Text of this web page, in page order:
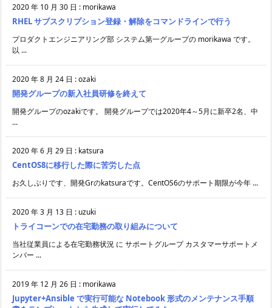
2020 年 10 月 30 日 : morikawa
RHEL サブスクリプション登録・解除をコマンドラインで行う
プロダクトエンジニアリング部 システム第一グループの morikawa です。
以 ...
2020 年 8 月 24 日 :ozaki
開発グループの新入社員研修を終えて
開発グループのozakiです。 開発グループでは2020年4～5月に新卒2名、中
...
2020 年 6 月 29 日 : katsura
CentOS8に移行した際に苦労した点
お久しぶりです、開発Grのkatsuraです。CentOS6のサポート期限が今年 ...
2020 年 3 月 13 日 : uzuki
トライコーンでの在宅勤務の取り組みについて
当社従業員による在宅勤務状況 に サポートグループ カスタマーサポートメ
ンバー ...
2019 年 12 月 26 日 : morikawa
Jupyter+Ansible で実行可能な Notebook 形式のメンテナンス手順